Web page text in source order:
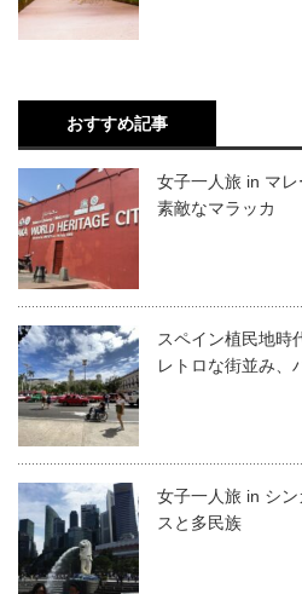
おすすめ記事
女子一人旅 in マ
素敵なマラッカ
スペイン植民地時
レトロな街並み、
女子一人旅 in シ
スと多民族